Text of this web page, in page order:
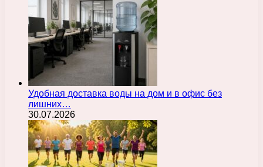
Удобная доставка воды на дом и в офис без
лишних…
30.07.2026